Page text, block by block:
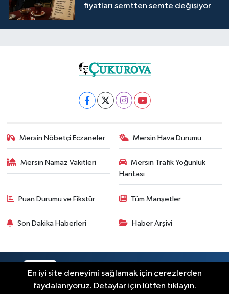
fiyatları semtten semte değişiyor
Mersin Nöbetçi Eczaneler Mersin Hava Durumu
Mersin Namaz Vakitleri
Mersin Trafik Yoğunluk
Haritası
Puan Durumu ve Fikstür Tüm Manşetler
Son Dakika Haberleri Haber Arşivi
RSS Copyright © 2025. Her hakkı saklıdır.
En iyi site deneyimi sağlamak için çerezlerden
faydalanıyoruz. Detaylar için lütfen tıklayın.